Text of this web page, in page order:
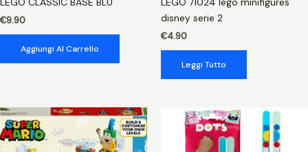
€9.90
Aggiungi Al Carrello
disney serie 2
€4.90
Leggi Tutto